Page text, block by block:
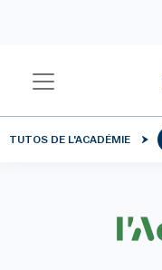
TUTOS DE L'ACADÉMIE